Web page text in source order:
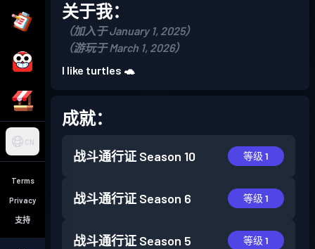
CN
Terms
Privacy
支持
关于我：
（加入于 January 1, 2025）
（游玩于 March 1, 2026）
I like turtles 🐢
成就：
战斗通行证 Season 10 等级 1
战斗通行证 Season 6 等级 1
战斗通行证 Season 5 等级 1